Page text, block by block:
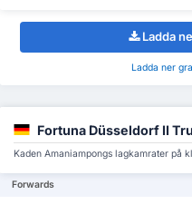
Ladda
Ladda ner
Fortuna Düsseldorf II
Kaden Amaniampongs lagkamrater på
Forwards